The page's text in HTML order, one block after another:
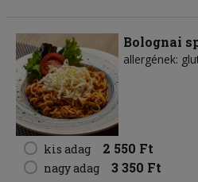
Bolognai
allergének:
kis adag 2 550 Ft
nagy adag 3 350 Ft